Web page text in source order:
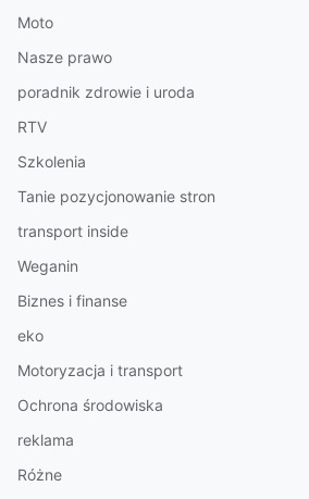
Moto
Nasze prawo
poradnik zdrowie i uroda
RTV
Szkolenia
Tanie pozycjonowanie stron
transport inside
Weganin
Biznes i finanse
eko
Motoryzacja i transport
Ochrona środowiska
reklama
Różne